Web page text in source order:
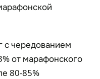
с чередованием
от марафонского
80-85%